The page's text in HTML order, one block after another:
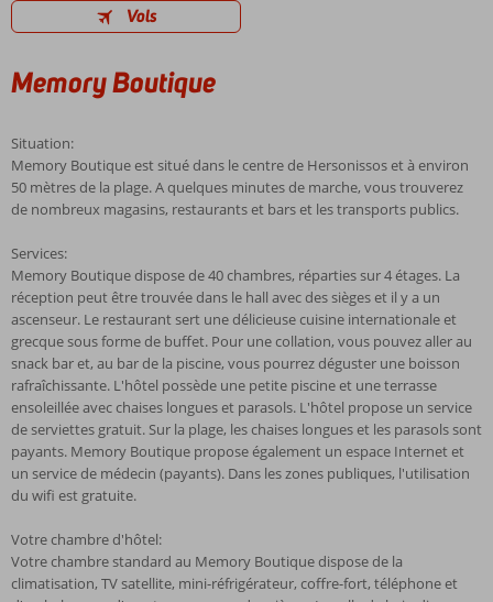
Vols
Memory Boutique
Situation:
Memory Boutique est situé dans le centre de Hersonissos et à environ
50 mètres de la plage. A quelques minutes de marche, vous trouverez
de nombreux magasins, restaurants et bars et les transports publics.
Services:
Memory Boutique dispose de 40 chambres, réparties sur 4 étages. La
réception peut être trouvée dans le hall avec des sièges et il y a un
ascenseur. Le restaurant sert une délicieuse cuisine internationale et
grecque sous forme de buffet. Pour une collation, vous pouvez aller au
snack bar et, au bar de la piscine, vous pourrez déguster une boisson
rafraîchissante. L'hôtel possède une petite piscine et une terrasse
ensoleillée avec chaises longues et parasols. L'hôtel propose un service
de serviettes gratuit. Sur la plage, les chaises longues et les parasols sont
payants. Memory Boutique propose également un espace Internet et
un service de médecin (payants). Dans les zones publiques, l'utilisation
du wifi est gratuite.
Votre chambre d'hôtel:
Votre chambre standard au Memory Boutique dispose de la
climatisation, TV satellite, mini-réfrigérateur, coffre-fort, téléphone et